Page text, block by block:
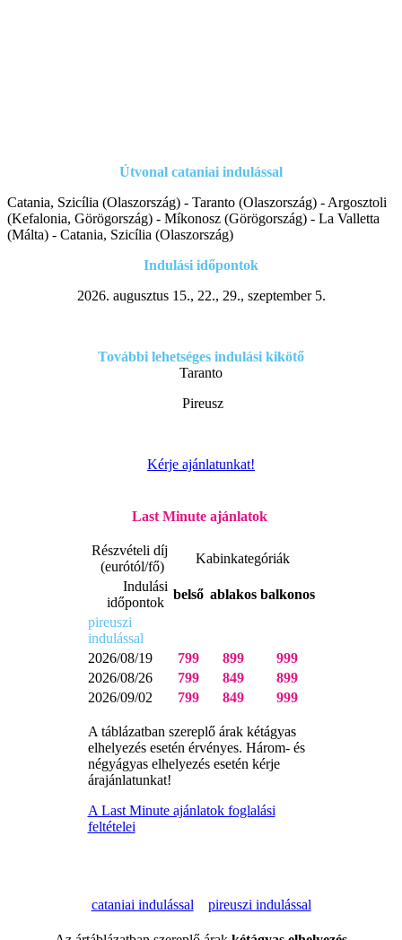
Útvonal cataniai indulással
Catania, Szicília (Olaszország) - Taranto (Olaszország) - Argosztoli
(Kefalonia, Görögország) - Míkonosz (Görögország) - La Valletta
(Málta) - Catania, Szicília (Olaszország)
Indulási időpontok
2026. augusztus 15., 22., 29., szeptember 5.
További lehetséges indulási kikötő
Taranto
Pireusz
Kérje ajánlatunkat!
Last Minute ajánlatok
Részvételi díj
(eurótól/fő)
Kabinkategóriák
Indulási
időpontok
belső ablakos balkonos
pireuszi
indulással
2026/08/19
799 899
999
2026/08/26
799 849
899
2026/09/02
799 849 999
A táblázatban szereplő árak kétágyas
elhelyezés esetén érvényes. Három- és
négyágyas elhelyezés esetén kérje
árajánlatunkat!
A Last Minute ajánlatok foglalási
feltételei
cataniai indulással pireuszi indulással